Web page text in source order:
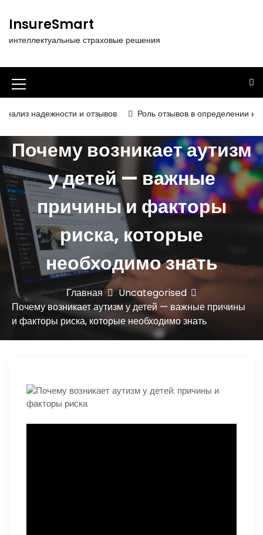
т
к
д
ж
м
о
м
InsureSmart
интеллектуальные страховые решения
И
к
о
н
к
а
м
е
н
ю
и отзывов Роль отзывов в определении надёжности и
Почему возникает аутизм
у детей — важные
причины и факторы
риска, которые
необходимо знать
Главная
Uncategorised
Почему возникает аутизм у детей — важные причины
и факторы риска, которые необходимо знать
l